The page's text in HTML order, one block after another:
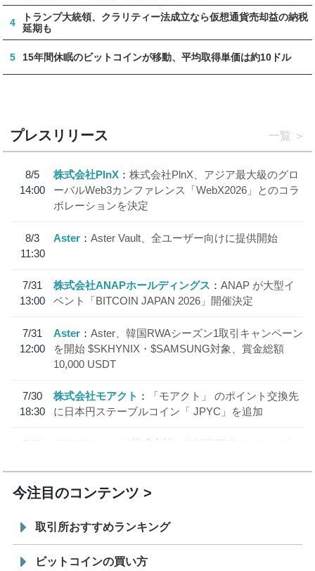
4
トランプ大統領、クラリティー法成立なら仮想通貨売却益の納税
延期も
5 15年間休眠のビットコインが移動、平均取得単価は約10ドル
プレスリリース 一覧
8/5
14:00
株式会社PlnX
株式会社PlnX、アジア最大級のグロ
ーバルWeb3カンファレンス「WebX2026」とのコラ
ボレーションを決定
8/3
11:30
Aster Aster Vault、全ユーザー向けに提供開始
7/31
13:00
株式会社ANAPホールディングス
ANAP が大型イ
ベント「BITCOIN JAPAN 2026」開催決定
7/31
12:00
Aster
Aster、韓国RWAシーズン1取引キャンペーン
を開始 $SKHYNIX・$SAMSUNG対象、賞金総額
10,000 USDT
7/30
18:30
株式会社モアクト
「モアクト」 のポイント交換先
に日本円ステーブルコイン「 JPYC」を追加
7/29
SBI VCトレード株式会社
信託型円建てステーブル
今注目のコンテンツ
取引所おすすめランキング
ビットコインの買い方